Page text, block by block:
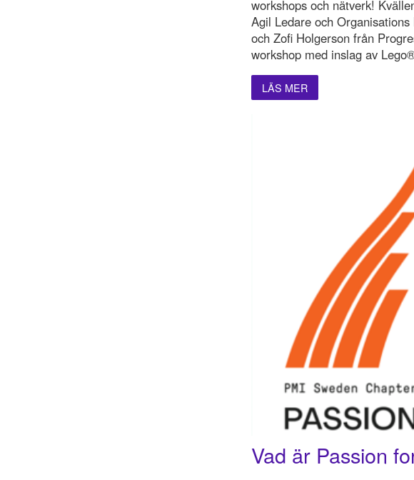
workshops och nätverk!
Agil Ledare och
och Zofi Holgerson från
workshop med inslag av
LÄS MER
Vad är Passion